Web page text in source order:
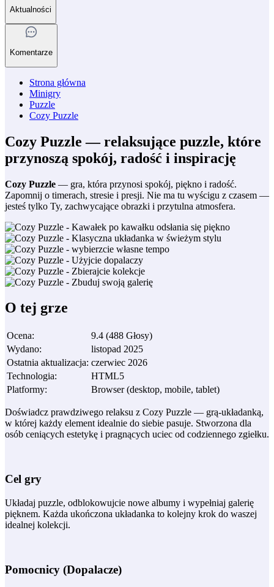
Aktualności
Komentarze
Strona główna
Minigry
Puzzle
Cozy Puzzle
Cozy Puzzle — relaksujące puzzle, które
przynoszą spokój, radość i inspirację
Cozy Puzzle — gra, która przynosi spokój, piękno i radość.
Zapomnij o timerach, stresie i presji. Nie ma tu wyścigu z czasem —
jesteś tylko Ty, zachwycające obrazki i przytulna atmosfera.
O tej grze
Ocena: 9.4 (488 Głosy)
Wydano:
listopad 2025
Ostatnia aktualizacja: czerwiec 2026
Technologia:
HTML5
Platformy: Browser (desktop, mobile, tablet)
Doświadcz prawdziwego relaksu z Cozy Puzzle — grą‑układanką,
w której każdy element idealnie do siebie pasuje. Stworzona dla
osób ceniących estetykę i pragnących uciec od codziennego zgiełku.
Cel gry
Układaj puzzle, odblokowujcie nowe albumy i wypełniaj galerię
pięknem. Każda ukończona układanka to kolejny krok do waszej
idealnej kolekcji.
Pomocnicy (Dopalacze)